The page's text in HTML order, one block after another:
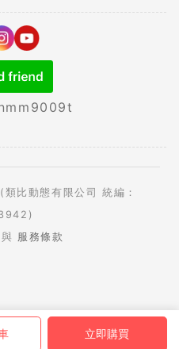
立即購買
動態有限公司 統編：
與 服務條款